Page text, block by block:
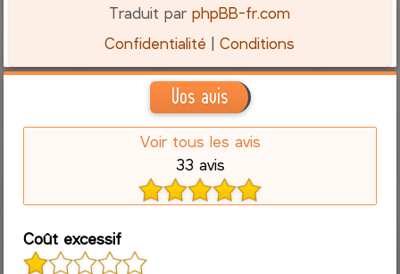
Traduit parphpBB-fr.com
Confidentialité |Conditions
Vos avis
Voir tous les avis
33 avis
Coût excessif